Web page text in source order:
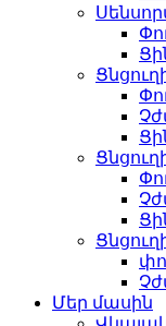
Մեր մասին